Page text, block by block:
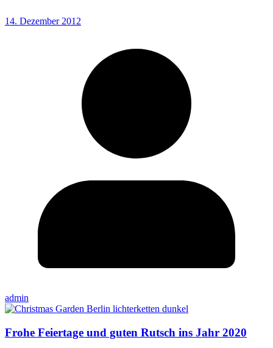
14. Dezember 2012
admin
Frohe Feiertage und guten Rutsch ins Jahr 2020